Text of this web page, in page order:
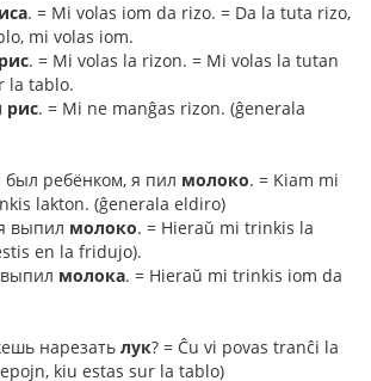
. = Mi volas iom da rizo. = Da la tuta rizo,
mi volas iom.
рис. = Mi volas la rizon. = Mi volas la tutan
la tablo.
рис. = Mi ne manĝas rizon. (ĝenerala
был ребёнком, я пил молоко. = Kiam mi
lakton. (ĝenerala eldiro)
выпил молоко. = Hieraŭ mi trinkis la
en la fridujo).
молока. = Hieraŭ mi trinkis iom da
нарезать лук? = Ĉu vi povas tranĉi la
kiu estas sur la tablo)